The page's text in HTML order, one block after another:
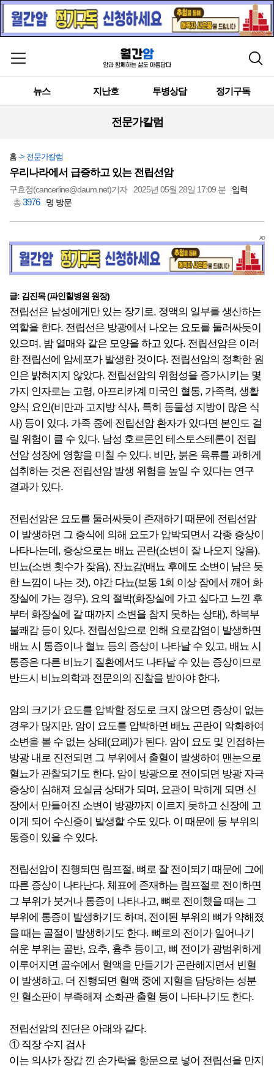
메뉴 열기 검색
뉴스 지난호 투병상담 정기구독
전문가칼럼
홈 -> 전문가칼럼
우리나라에서 급증하고 있는 전립선암
구효정(cancerline@daum.net)기자 2025년 05월 28일 17:09 분
입력
총3976 명 방문
AD
글: 김진목 (파인힐병원 원장)
전립선은 남성에게만 있는 장기로, 정액의 일부를 생산하는
역할을 한다. 전립선은 방광에서 나오는 요도를 둘러싸듯이
있으며, 밤 열매와 같은 모양을 하고 있다. 전립선암은 이러
한 전립선에 암세포가 발생한 것이다. 전립선암의 정확한 원
인은 밝혀지지 않았다. 전립선암의 위험성을 증가시키는 몇
가지 인자로는 고령, 아프리카계 미국인 혈통, 가족력, 생활
양식 요인(비만과 고지방 식사, 특히 동물성 지방이 많은 식
사) 등이 있다. 가족 중에 전립선암 환자가 있다면 본인도 걸
릴 위험이 클 수 있다. 남성 호르몬인 테스토스테론이 전립
선암 성장에 영향을 미칠 수 있다. 비만, 붉은 육류를 과하게
섭취하는 것은 전립선암 발생 위험을 높일 수 있다는 연구
결과가 있다.
전립선암은 요도를 둘러싸듯이 존재하기 때문에 전립선암
이 발생하면 그 증식에 의해 요도가 압박되면서 각종 증상이
나타나는데, 증상으로는 배뇨 곤란(소변이 잘 나오지 않음),
빈뇨(소변 횟수가 잦음), 잔뇨감(배뇨 후에도 소변이 남은 듯
한 느낌이 나는 것), 야간 다뇨(보통 1회 이상 잠에서 깨어 화
장실에 가는 경우), 요의 절박(화장실에 가고 싶다고 느낀 후
부터 화장실에 갈 때까지 소변을 참지 못하는 상태), 하복부
불쾌감 등이 있다. 전립선암으로 인해 요로감염이 발생하면
배뇨 시 통증이나 혈뇨 등의 증상이 나타날 수 있고, 배뇨 시
통증은 다른 비뇨기 질환에서도 나타날 수 있는 증상이므로
반드시 비뇨의학과 전문의의 진찰을 받아야 한다.
암의 크기가 요도를 압박할 정도로 크지 않으면 증상이 없는
경우가 많지만, 암이 요도를 압박하면 배뇨 곤란이 악화하여
소변을 볼 수 없는 상태(요폐)가 된다. 암이 요도 및 인접하는
방광 내로 진전되면 그 부위에서 출혈이 발생하여 맨눈으로
혈뇨가 관찰되기도 한다. 암이 방광으로 전이되면 방광 자극
증상이 심해져 요실금 상태가 되며, 요관이 막히게 되면 신
장에서 만들어진 소변이 방광까지 이르지 못하고 신장에 고
이게 되어 수신증이 발생할 수도 있다. 이 때문에 등 부위의
통증이 있을 수 있다.
전립선암이 진행되면 림프절, 뼈로 잘 전이되기 때문에 그에
따른 증상이 나타난다. 체표에 존재하는 림프절로 전이하면
그 부위가 붓거나 통증이 나타나고, 뼈로 전이했을 때는 그
부위에 통증이 발생하기도 하며, 전이된 부위의 뼈가 약해졌
을 때는 골절이 발생하기도 한다. 뼈로의 전이가 일어나기
쉬운 부위는 골반, 요추, 흉추 등이고, 뼈 전이가 광범위하게
이루어지면 골수에서 혈액을 만들기가 곤란해지면서 빈혈
이 발생하고, 더 진행되면 혈액 중에 지혈을 담당하는 성분
인 혈소판이 부족해져 소화관 출혈 등이 나타나기도 한다.
전립선암의 진단은 아래와 같다.
① 직장 수지 검사
이는 의사가 장갑 낀 손가락을 항문으로 넣어 전립선을 만지